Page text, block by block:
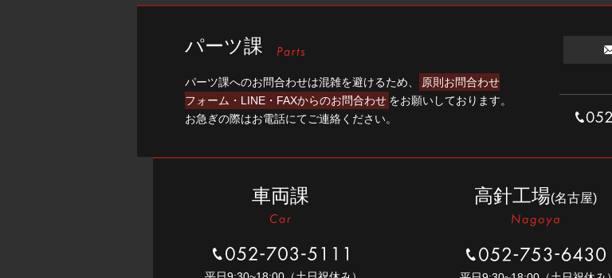
パーツ課
パーツ課へのお問合わせは混雑を避けるため、
原則お問合わせ
フォーム・LINE・FAXからのお問合わせ をお願いしております。
お急ぎの際はお電話にてご連絡ください。
車両課
052-703-5111
高針工場(名古屋)
052-753-6430